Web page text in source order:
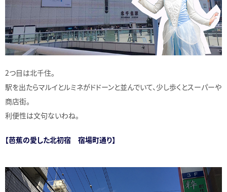
2つ目は北千住。
駅を出たらマルイとルミネがドドーンと並んでいて、少し歩くとスーパーや
商店街。
利便性は文句ないわね。
【芭蕉の愛した北初宿 宿場町通り】